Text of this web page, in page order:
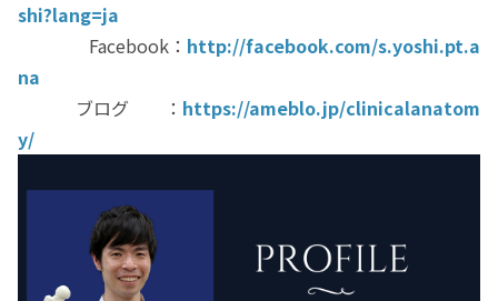
shi?lang=ja
Facebook： http://facebook.com/s.yoshi.pt.a
na
ブログ ： https://ameblo.jp/clinicalanatom
y/